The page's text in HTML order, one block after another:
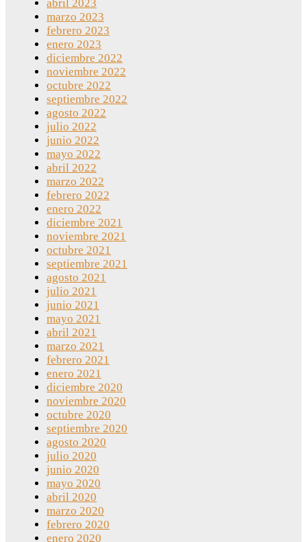
abril 2023
marzo 2023
febrero 2023
enero 2023
diciembre 2022
noviembre 2022
octubre 2022
septiembre 2022
agosto 2022
julio 2022
junio 2022
mayo 2022
abril 2022
marzo 2022
febrero 2022
enero 2022
diciembre 2021
noviembre 2021
octubre 2021
septiembre 2021
agosto 2021
julio 2021
junio 2021
mayo 2021
abril 2021
marzo 2021
febrero 2021
enero 2021
diciembre 2020
noviembre 2020
octubre 2020
septiembre 2020
agosto 2020
julio 2020
junio 2020
mayo 2020
abril 2020
marzo 2020
febrero 2020
enero 2020